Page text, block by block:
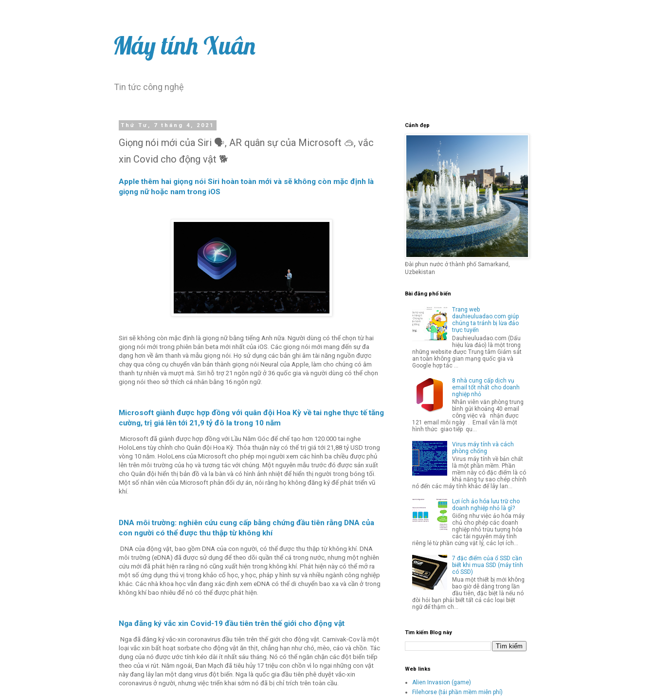
Máy tính Xuân
Tin tức công nghệ
Thứ Tư, 7 tháng 4, 2021
Giọng nói mới của Siri 🗣️, AR quân sự của Microsoft 🥽, vắc
xin Covid cho động vật 🐕
Apple thêm hai giọng nói Siri hoàn toàn mới và sẽ không còn mặc định là
giọng nữ hoặc nam trong iOS
Siri sẽ không còn mặc định là giọng nữ bằng tiếng Anh nữa. Người dùng có thể chọn từ hai
giọng nói mới trong phiên bản beta mới nhất của iOS. Các giọng nói mới mang đến sự đa
dạng hơn về âm thanh và mẫu giọng nói. Họ sử dụng các bản ghi âm tài năng nguồn được
chạy qua công cụ chuyển văn bản thành giọng nói Neural của Apple, làm cho chúng có âm
thanh tự nhiên và mượt mà. Siri hỗ trợ 21 ngôn ngữ ở 36 quốc gia và người dùng có thể chọn
giọng nói theo sở thích cá nhân bằng 16 ngôn ngữ.
Microsoft giành được hợp đồng với quân đội Hoa Kỳ về tai nghe thực tế tăng
cường, trị giá lên tới 21,9 tỷ đô la trong 10 năm
Microsoft đã giành được hợp đồng với Lầu Năm Góc để chế tạo hơn 120.000 tai nghe
HoloLens tùy chỉnh cho Quân đội Hoa Kỳ. Thỏa thuận này có thể trị giá tới 21,88 tỷ USD trong
vòng 10 năm. HoloLens của Microsoft cho phép mọi người xem các hình ba chiều được phủ
lên trên môi trường của họ và tương tác với chúng. Một nguyên mẫu trước đó được sản xuất
cho Quân đội hiển thị bản đồ và la bàn và có hình ảnh nhiệt để hiển thị người trong bóng tối.
Một số nhân viên của Microsoft phản đối dự án, nói rằng họ không đăng ký để phát triển vũ
khí.
DNA môi trường: nghiên cứu cung cấp bằng chứng đầu tiên rằng DNA của
con người có thể được thu thập từ không khí
DNA của động vật, bao gồm DNA của con người, có thể được thu thập từ không khí. DNA
môi trường (eDNA) đã được sử dụng để theo dõi quần thể cá trong nước, nhưng một nghiên
cứu mới đã phát hiện ra rằng nó cũng xuất hiện trong không khí. Phát hiện này có thể mở ra
một số ứng dụng thú vị trong khảo cổ học, y học, pháp y hình sự và nhiều ngành công nghiệp
khác. Các nhà khoa học vẫn đang xác định xem eDNA có thể di chuyển bao xa và cần ở trong
không khí bao nhiêu để nó có thể được phát hiện.
Nga đăng ký vắc xin Covid-19 đầu tiên trên thế giới cho động vật
Nga đã đăng ký vắc-xin coronavirus đầu tiên trên thế giới cho động vật. Carnivak-Cov là một
loại vắc xin bất hoạt sorbate cho động vật ăn thịt, chẳng hạn như chó, mèo, cáo và chồn. Tác
dụng của nó được ước tính kéo dài ít nhất sáu tháng. Nó có thể ngăn chặn các đột biến tiếp
theo của vi rút. Năm ngoái, Đan Mạch đã tiêu hủy 17 triệu con chồn vì lo ngại những con vật
này đang lây lan một dạng virus đột biến. Nga là quốc gia đầu tiên phê duyệt vắc-xin
coronavirus ở người, nhưng việc triển khai sớm nó đã bị chỉ trích trên toàn cầu.
Cảnh đẹp
Đài phun nước ở thành phố Samarkand,
Uzbekistan
Bài đăng phổ biến
Trang web
dauhieuluadao.com giúp
chúng ta tránh bị lừa đảo
trực tuyến
Dauhieuluadao.com (Dấu
hiệu lừa đảo) là một trong
những website được Trung tâm Giám sát
an toàn không gian mạng quốc gia và
Google hợp tác ...
8 nhà cung cấp dịch vụ
email tốt nhất cho doanh
nghiệp nhỏ
Nhân viên văn phòng trung
bình gửi khoảng 40 email
công việc và nhận được
121 email mỗi ngày . Email vẫn là một
hình thức giao tiếp qu...
Virus máy tính và cách
phòng chống
Virus máy tính về bản chất
là một phần mềm. Phần
mềm này có đặc điểm là có
khả năng tự sao chép chính
nó đến các máy tính khác để lây lan...
Lợi ích ảo hóa lưu trữ cho
doanh nghiệp nhỏ là gì?
Giống như việc ảo hóa máy
chủ cho phép các doanh
nghiệp nhỏ trừu tượng hóa
các tài nguyên máy tính
riêng lẻ từ phần cứng vật lý, các lợi ích...
7 đặc điểm của ổ SSD cần
biết khi mua SSD (máy tính
có SSD)
Mua một thiết bị mới không
bao giờ dễ dàng trong lần
đầu tiên, đặc biệt là nếu nó
đòi hỏi bạn phải biết tất cả các loại biệt
ngữ để thậm ch...
Tìm kiếm Blog này
Web links
Alien Invasion (game)
Filehorse (tải phần mềm miễn phí)